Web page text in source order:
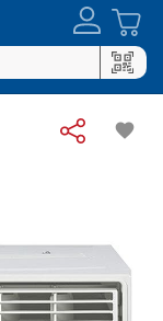
favorite